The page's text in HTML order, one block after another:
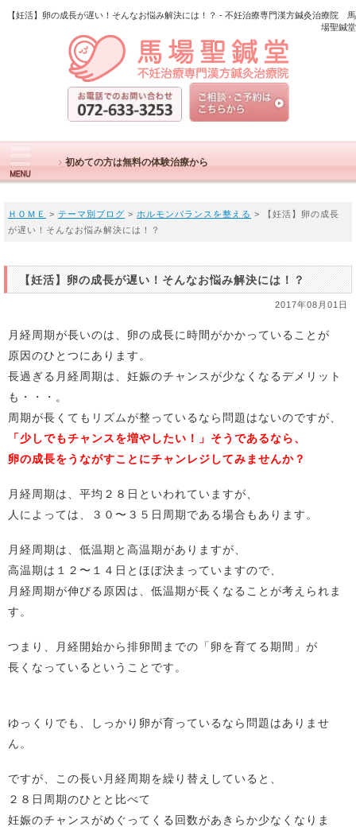
【妊活】卵の成長が遅い！そんなお悩み解決には！？ - 不妊治療専門漢方鍼灸治療院 馬
場聖鍼堂
初めての方は無料の体験治療から
ＨＯＭＥ > テーマ別ブログ > ホルモンバランスを整える > 【妊活】卵の成長
が遅い！そんなお悩み解決には！？
【妊活】卵の成長が遅い！そんなお悩み解決には！？
2017年08月01日
月経周期が長いのは、卵の成長に時間がかかっていることが
原因のひとつにあります。
長過ぎる月経周期は、妊娠のチャンスが少なくなるデメリット
も・・・。
周期が長くてもリズムが整っているなら問題はないのですが、
「少しでもチャンスを増やしたい！」そうであるなら、
卵の成長をうながすことにチャンレジしてみませんか？
月経周期は、平均２８日といわれていますが、
人によっては、３０〜３５日周期である場合もあります。
月経周期は、低温期と高温期がありますが、
高温期は１２〜１４日とほぼ決まっていますので、
月経周期が伸びる原因は、低温期が長くなることが考えられま
す。
つまり、月経開始から排卵間までの「卵を育てる期間」が
長くなっているということです。
ゆっくりでも、しっかり卵が育っているなら問題はありませ
ん。
ですが、この長い月経周期を繰り替えしていると、
２８日周期のひとと比べて
妊娠のチャンスがめぐってくる回数があきらか少なくなりま